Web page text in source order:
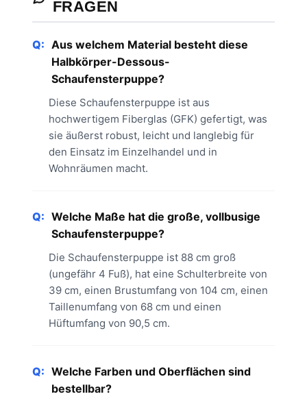
FRAGEN
Q: Aus welchem ​​Material besteht diese
Halbkörper-Dessous-
Schaufensterpuppe?
Diese Schaufensterpuppe ist aus
hochwertigem Fiberglas (GFK) gefertigt, was
sie äußerst robust, leicht und langlebig für
den Einsatz im Einzelhandel und in
Wohnräumen macht.
Q: Welche Maße hat die große, vollbusige
Schaufensterpuppe?
Die Schaufensterpuppe ist 88 cm groß
(ungefähr 4 Fuß), hat eine Schulterbreite von
39 cm, einen Brustumfang von 104 cm, einen
Taillenumfang von 68 cm und einen
Hüftumfang von 90,5 cm.
Q: Welche Farben und Oberflächen sind
bestellbar?